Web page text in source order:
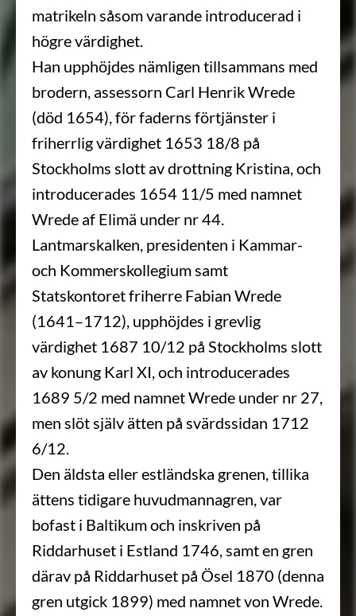
matrikeln såsom varande introducerad i
högre värdighet.
Han upphöjdes nämligen tillsammans med
brodern, assessorn Carl Henrik Wrede
(död 1654), för faderns förtjänster i
friherrlig värdighet 1653 18/8 på
Stockholms slott av drottning Kristina, och
introducerades 1654 11/5 med namnet
Wrede af Elimä under nr 44.
Lantmarskalken, presidenten i Kammar-
och Kommerskollegium samt
Statskontoret friherre Fabian Wrede
(1641–1712), upphöjdes i grevlig
värdighet 1687 10/12 på Stockholms slott
av konung Karl XI, och introducerades
1689 5/2 med namnet Wrede under nr 27,
men slöt själv ätten på svärdssidan 1712
6/12.
Den äldsta eller estländska grenen, tillika
ättens tidigare huvudmannagren, var
bofast i Baltikum och inskriven på
Riddarhuset i Estland 1746, samt en gren
därav på Riddarhuset på Ösel 1870 (denna
gren utgick 1899) med namnet von Wrede.